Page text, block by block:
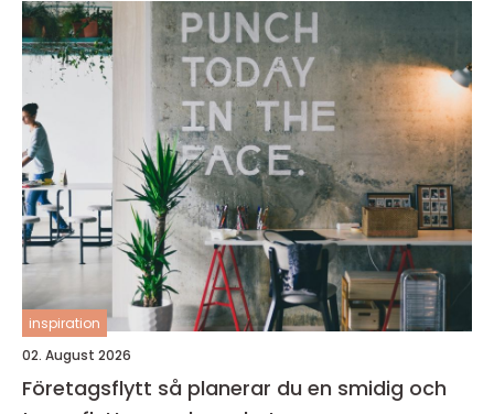
inspiration
02. August 2026
Företagsflytt så planerar du en smidig och